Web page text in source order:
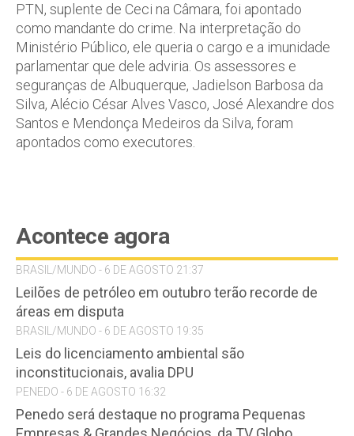
PTN, suplente de Ceci na Câmara, foi apontado
como mandante do crime. Na interpretação do
Ministério Público, ele queria o cargo e a imunidade
parlamentar que dele adviria. Os assessores e
seguranças de Albuquerque, Jadielson Barbosa da
Silva, Alécio César Alves Vasco, José Alexandre dos
Santos e Mendonça Medeiros da Silva, foram
apontados como executores.
Acontece agora
BRASIL/MUNDO - 6 DE AGOSTO 21:37
Leilões de petróleo em outubro terão recorde de
áreas em disputa
BRASIL/MUNDO - 6 DE AGOSTO 19:35
Leis do licenciamento ambiental são
inconstitucionais, avalia DPU
PENEDO - 6 DE AGOSTO 16:32
Penedo será destaque no programa Pequenas